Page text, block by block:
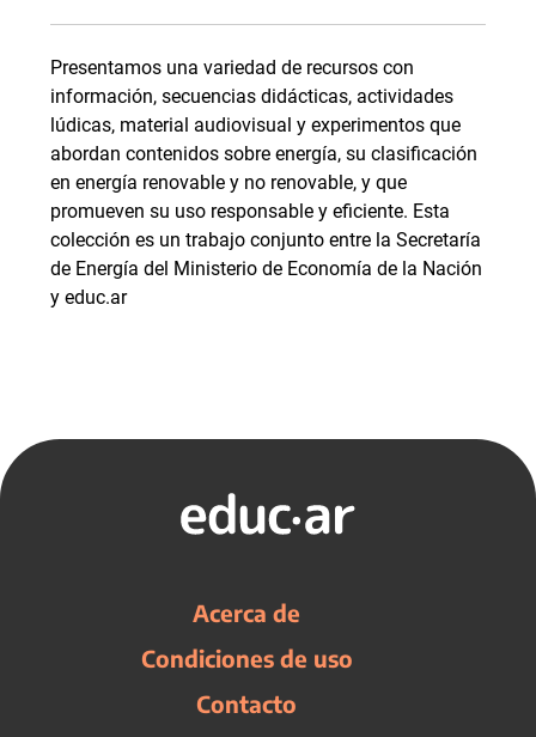
Presentamos una variedad de recursos con
información, secuencias didácticas, actividades
lúdicas, material audiovisual y experimentos que
abordan contenidos sobre energía, su clasificación
en energía renovable y no renovable, y que
promueven su uso responsable y eficiente. Esta
colección es un trabajo conjunto entre la Secretaría
de Energía del Ministerio de Economía de la Nación
y educ.ar
Acerca de
Condiciones de uso
Contacto